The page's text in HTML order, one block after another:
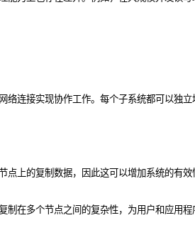
连接实现协作工作。每个子系统都可以独
上的复制数据，因此这可以增加系统的有效
在多个节点之间的复杂性，为用户和应用